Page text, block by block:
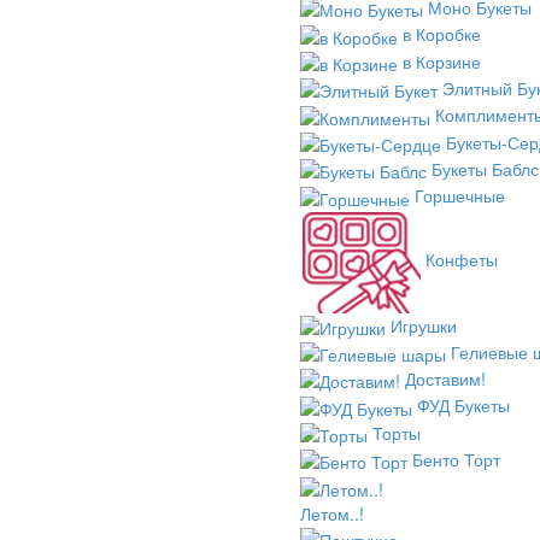
Моно Букеты
в Коробке
в Корзине
Элитный
Букеты-
Букеты Баблс
Горшечные
Конфеты
Игрушки
Гелиевые
Доставим!
ФУД Букеты
Торты
Бенто Торт
Летом..!